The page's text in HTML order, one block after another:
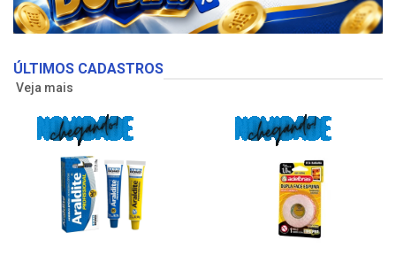
ÚLTIMOS CADASTROS
Veja mais